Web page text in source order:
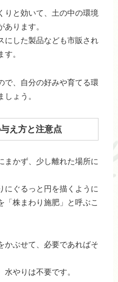
りと効いて、土の中の環境
あります。
にした製品なども市販され
。
で、自分の好みや育てる環
ょう。
え方と注意点
まかず、少し離れた場所に
にぐるっと円を描くように
「株まわり施肥」と呼ぶこ
かぶせて、必要であればそ
やりは不要です。